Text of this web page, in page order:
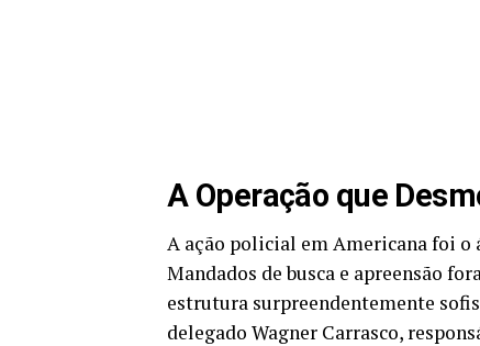
A Operação que
A ação policial em Americana foi o
Mandados de busca e apreensão
estrutura surpreendentemente
delegado Wagner Carrasco,